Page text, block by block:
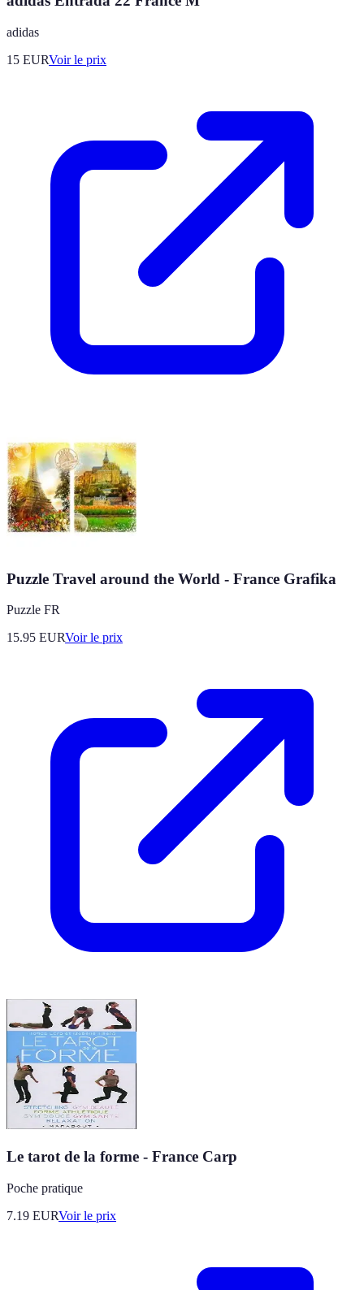
adidas
15 EURVoir le prix
Puzzle Travel around the World - France Grafika
Puzzle FR
15.95 EURVoir le prix
Le tarot de la forme - France Carp
Poche pratique
7.19 EURVoir le prix